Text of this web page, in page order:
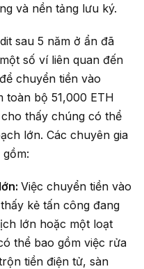
và nền tảng lưu ký.
sau 5 năm ở ẩn đã
số ví liên quan đến
chuyển tiền vào
toàn bộ 51,000 ETH
thấy chúng có thể
lớn. Các chuyên gia
Việc chuyển tiền vào
kẻ tấn công đang
lớn hoặc một loạt
thể bao gồm việc rửa
tiền điện tử, sàn